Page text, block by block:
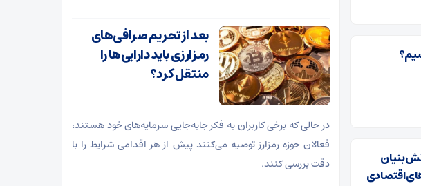
اقتصادی
بعد از تحریم صرافی‌های
رمزارزی باید دارایی‌ها را
منتقل کرد؟
در حالی که برخی کاربران به فکر جابه‌جایی سرمایه‌های خود هستند،
فعالان حوزه رمزارز توصیه می‌کنند پیش از هر اقدامی شرایط را با
دقت بررسی کنند.